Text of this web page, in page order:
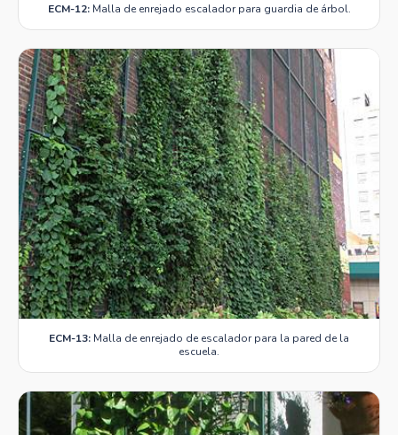
ECM-12:Malla de enrejado escalador para guardia de árbol.
ECM-13: Malla de enrejado de escalador para la pared de la
escuela.